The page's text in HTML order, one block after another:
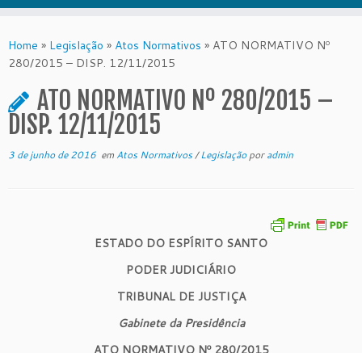
to
content
Home » Legislação » Atos Normativos » ATO NORMATIVO Nº
280/2015 – DISP. 12/11/2015
ATO NORMATIVO Nº 280/2015 –
DISP. 12/11/2015
3 de junho de 2016 em Atos Normativos/Legislaçãoporadmin
ESTADO DO ESPÍRITO SANTO
PODER JUDICIÁRIO
TRIBUNAL DE JUSTIÇA
Gabinete da Presidência
ATO NORMATIVO Nº 280/2015